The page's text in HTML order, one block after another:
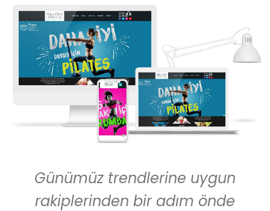
Günümüz trendlerine uygun
rakiplerinden bir adım önde